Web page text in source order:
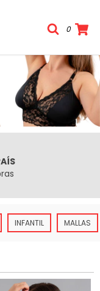
0
INFANTIL MALLAS